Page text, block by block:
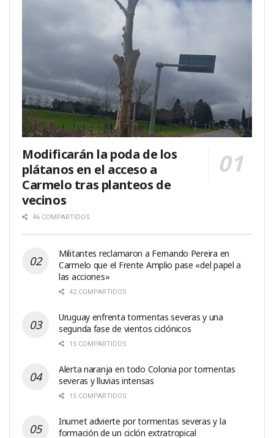
Modificarán la poda de los
plátanos en el acceso a
Carmelo tras planteos de
vecinos
46 COMPARTIDOS
Militantes reclamaron a Fernando Pereira en
Carmelo que el Frente Amplio pase «del papel a
las acciones»
42 COMPARTIDOS
Uruguay enfrenta tormentas severas y una
segunda fase de vientos ciclónicos
15 COMPARTIDOS
Alerta naranja en todo Colonia por tormentas
severas y lluvias intensas
15 COMPARTIDOS
Inumet advierte por tormentas severas y la
formación de un ciclón extratropical